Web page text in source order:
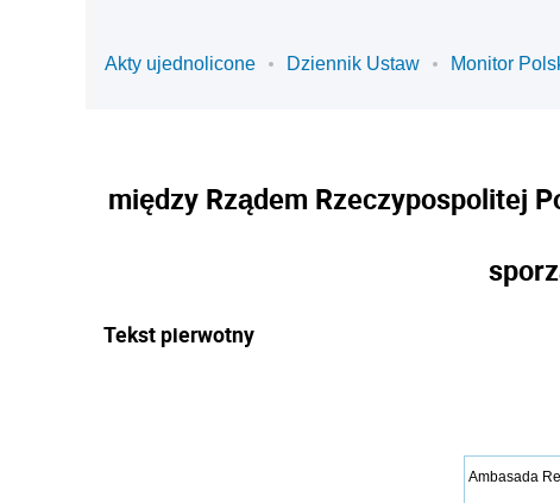
Akty ujednolicone Dziennik Ustaw Monitor
między Rządem Rzeczypospolitej
Tekst pierwotny
Ambasada